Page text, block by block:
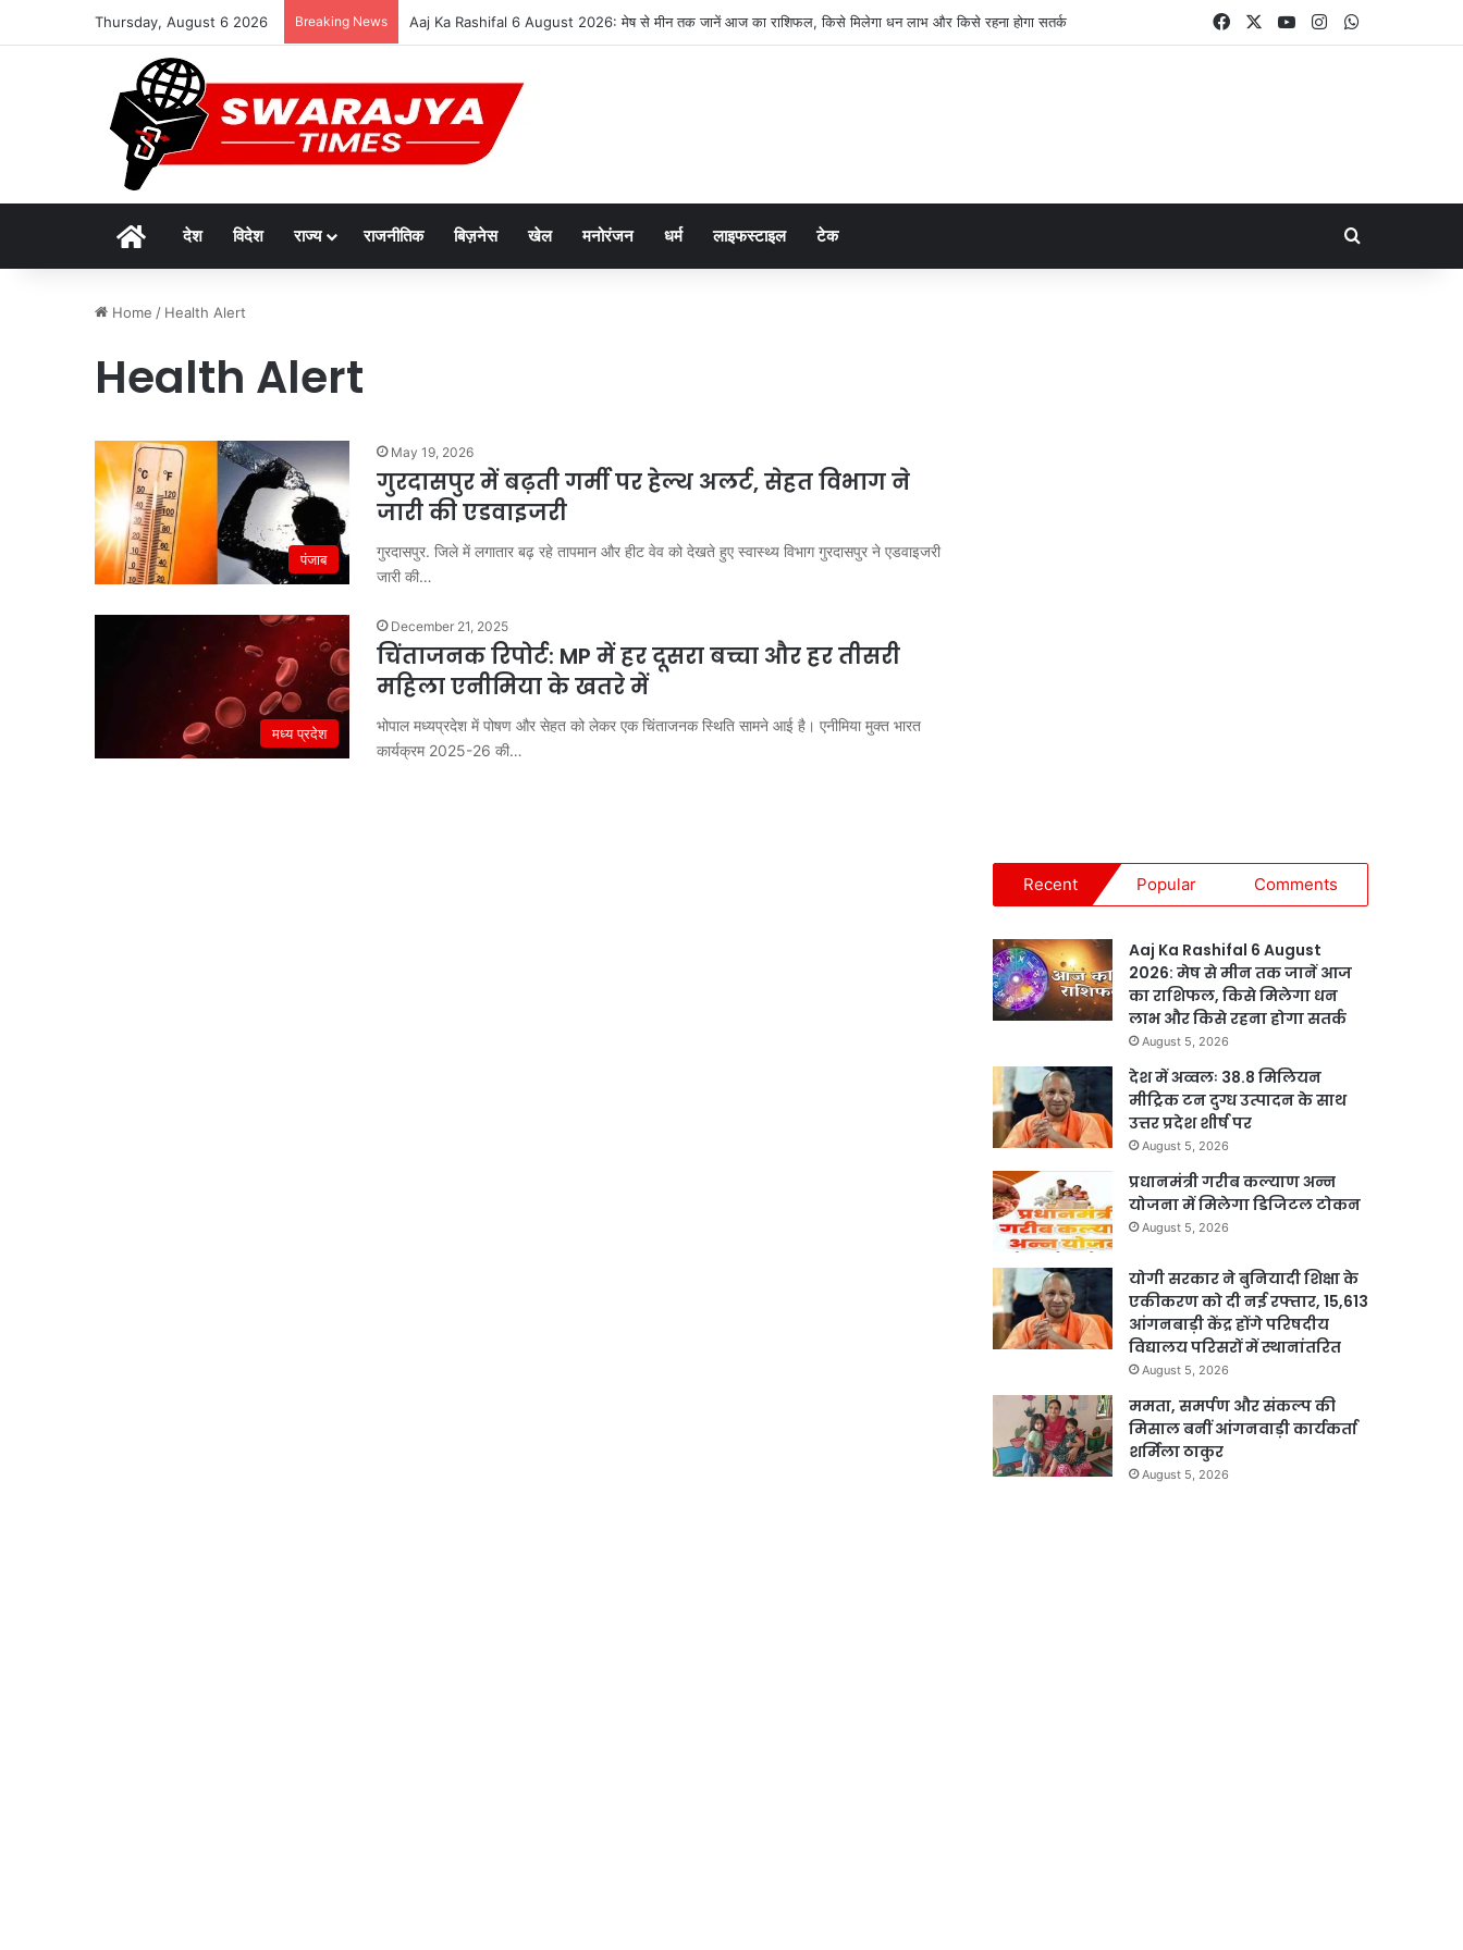
Thursday, August 6 2026 Breaking News देश में अव्वलः 38.8 मिलियन मीट्रिक टन दुग्ध उत्पादन के साथ उत्तर प्रदेश शीर्ष पर FacebookYouTubeInstagram
Homeदेश विदेश राज्य राजनीतिक बिज़नेस खेल मनोरंजन धर्म लाइफस्टाइल टेक Search for
Home / Health Alert
Health Alert
पंजाब
May 19, 2026
गुरदासपुर में बढ़ती गर्मी पर हेल्थ अलर्ट, सेहत विभाग ने
जारी की एडवाइजरी
गुरदासपुर. जिले में लगातार बढ़ रहे तापमान और हीट वेव को देखते हुए स्वास्थ्य विभाग गुरदासपुर ने एडवाइजरी
जारी की…
मध्य प्रदेश
December 21, 2025
चिंताजनक रिपोर्ट: MP में हर दूसरा बच्चा और हर तीसरी
महिला एनीमिया के खतरे में
भोपाल मध्यप्रदेश में पोषण और सेहत को लेकर एक चिंताजनक स्थिति सामने आई है। एनीमिया मुक्त भारत
कार्यक्रम 2025-26 की…
Recent Popular Comments
Aaj Ka Rashifal 6 August
2026: मेष से मीन तक जानें आज
का राशिफल, किसे मिलेगा धन
लाभ और किसे रहना होगा सतर्क
August 5, 2026
देश में अव्वलः 38.8 मिलियन
मीट्रिक टन दुग्ध उत्पादन के साथ
उत्तर प्रदेश शीर्ष पर
August 5, 2026
प्रधानमंत्री गरीब कल्याण अन्न
योजना में मिलेगा डिजिटल टोकन
August 5, 2026
योगी सरकार ने बुनियादी शिक्षा के
एकीकरण को दी नई रफ्तार, 15,613
आंगनबाड़ी केंद्र होंगे परिषदीय
विद्यालय परिसरों में स्थानांतरित
August 5, 2026
ममता, समर्पण और संकल्प की
मिसाल बनीं आंगनवाड़ी कार्यकर्ता
शर्मिला ठाकुर
August 5, 2026